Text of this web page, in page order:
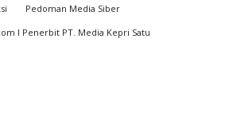
Pedoman Media Siber
I Penerbit PT. Media Kepri Satu